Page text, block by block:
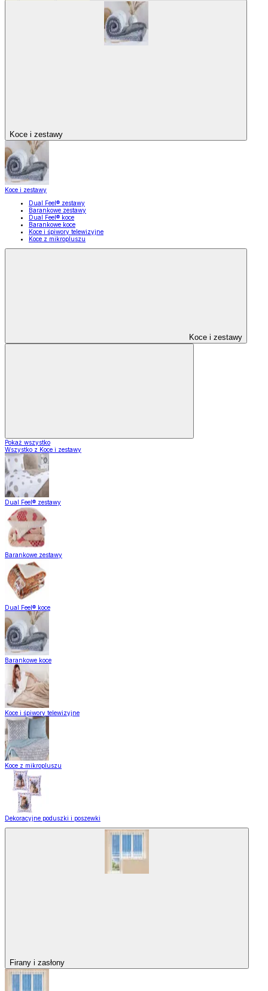
Koce i zestawy
Koce i zestawy
Dual Feel® zestawy
Barankowe zestawy
Dual Feel® koce
Barankowe koce
Koce i śpiwory telewizyjne
Koce z mikropluszu
Koce i zestawy
Pokaż wszystko
Wszystko z Koce i zestawy
Dual Feel® zestawy
Barankowe zestawy
Dual Feel® koce
Barankowe koce
Koce i śpiwory telewizyjne
Koce z mikropluszu
Dekoracyjne poduszki i poszewki
Firany i zasłony